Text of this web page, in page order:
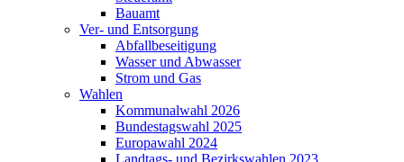
Bauamt
Ver- und Entsorgung
Abfallbeseitigung
Wasser und Abwasser
Strom und Gas
Wahlen
Kommunalwahl 2026
Bundestagswahl 2025
Europawahl 2024
Landtags- und Bezirkswahlen 2023